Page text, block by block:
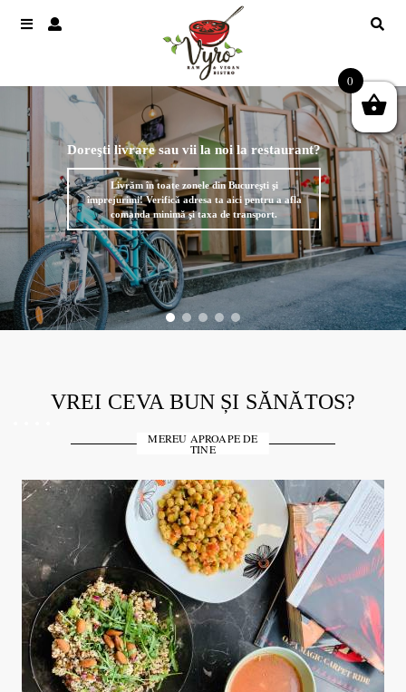
Doreşti livrare sau vii la noi la restaurant?
Livrăm în toate zonele din Bucureşti şi
împrejurimi! Verifică adresa ta aici pentru a afla
comanda minimă şi taxa de transport.
VREI CEVA BUN ȘI SĂNĂTOS?
MEREU APROAPE DE
TINE
0